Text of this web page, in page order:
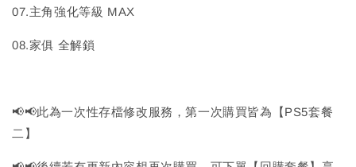
07.主角強化等級 MAX
08.家俱 全解鎖
📢📢此為一次性存檔修改服務，第一次購買皆為【PS5套餐
二】